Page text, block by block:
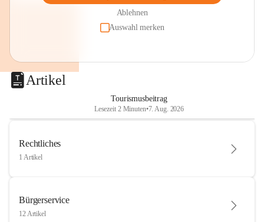
Ablehnen
Auswahl merken
Artikel
Tourismusbeitrag
Lesezeit 2 Minuten•7. Aug. 2026
Rechtliches
1 Artikel
Bürgerservice
12 Artikel